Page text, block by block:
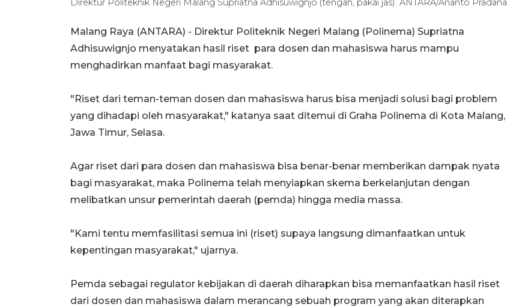
Direktur Politeknik Negeri Malang Supriatna Adhisuwignjo (tengah, pakai jas). ANTARA/Ananto Pradana
Malang Raya (ANTARA) - Direktur Politeknik Negeri Malang (Polinema) Supriatna
Adhisuwignjo menyatakan hasil riset para dosen dan mahasiswa harus mampu
menghadirkan manfaat bagi masyarakat.
"Riset dari teman-teman dosen dan mahasiswa harus bisa menjadi solusi bagi problem
yang dihadapi oleh masyarakat," katanya saat ditemui di Graha Polinema di Kota Malang,
Jawa Timur, Selasa.
Agar riset dari para dosen dan mahasiswa bisa benar-benar memberikan dampak nyata
bagi masyarakat, maka Polinema telah menyiapkan skema berkelanjutan dengan
melibatkan unsur pemerintah daerah (pemda) hingga media massa.
"Kami tentu memfasilitasi semua ini (riset) supaya langsung dimanfaatkan untuk
kepentingan masyarakat," ujarnya.
Pemda sebagai regulator kebijakan di daerah diharapkan bisa memanfaatkan hasil riset
dari dosen dan mahasiswa dalam merancang sebuah program yang akan diterapkan